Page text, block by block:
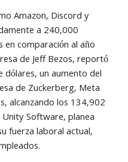
Amazon, Discord y
a 240,000
comparación al año
de Jeff Bezos, reportó
un aumento del
de Zuckerberg, Meta
alcanzando los 134,902
Software, planea
fuerza laboral actual,